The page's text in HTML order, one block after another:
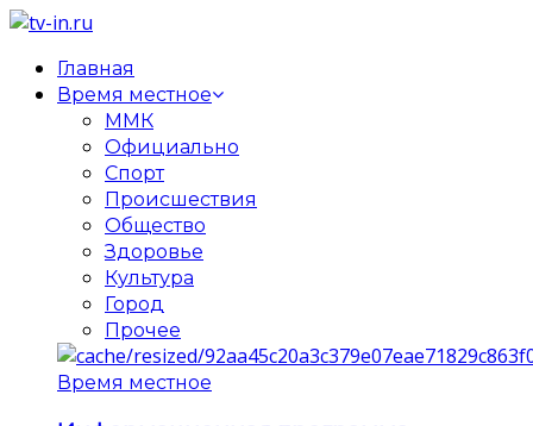
Главная
Время местное
ММК
Официально
Спорт
Происшествия
Общество
Здоровье
Культура
Город
Прочее
Время местное